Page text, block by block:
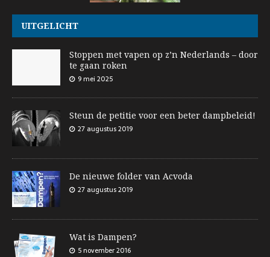
UITGELICHT
Stoppen met vapen op z’n Nederlands – door
te gaan roken
9 mei 2025
Steun de petitie voor een beter dampbeleid!
27 augustus 2019
De nieuwe folder van Acvoda
27 augustus 2019
Wat is Dampen?
5 november 2016